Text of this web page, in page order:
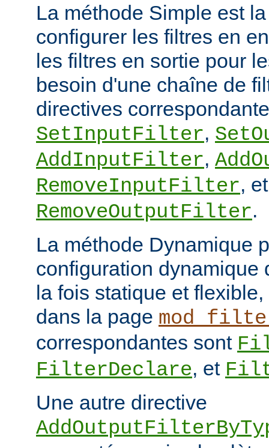
La méthode Simple est
configurer les filtres en
les filtres en sortie pour
besoin d'une chaîne de
directives
SetInputFilter,
AddInputFilter,
RemoveInputFilter, et
RemoveOutputFilter.
La méthode Dynamique
configuration dynamique
la fois statique et
dans la page
correspondantes sont
FilterDeclare, et
Une autre directive